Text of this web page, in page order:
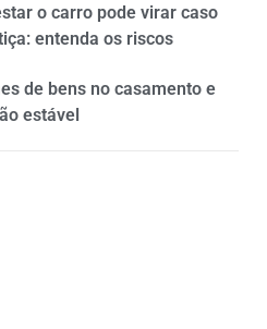
o carro pode virar caso
entenda os riscos
de bens no casamento e
estável